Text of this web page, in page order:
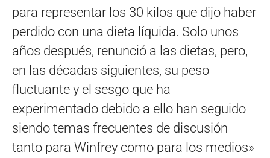
para representar los 30 kilos que dijo haber
perdido con una dieta líquida. Solo unos
años después, renunció a las dietas, pero,
en las décadas siguientes, su peso
fluctuante y el sesgo que ha
experimentado debido a ello han seguido
siendo temas frecuentes de discusión
tanto para Winfrey como para los medios»